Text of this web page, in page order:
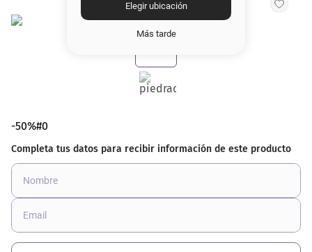
Elegir ubicación
Más tarde
-50%#0